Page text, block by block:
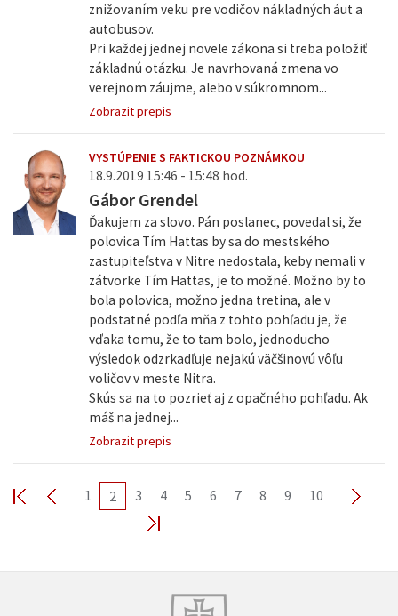
znižovaním veku pre vodičov nákladných áut a
autobusov.
Pri každej jednej novele zákona si treba položiť
základnú otázku. Je navrhovaná zmena vo
verejnom záujme, alebo v súkromnom...
Zobrazit prepis
VYSTÚPENIE S FAKTICKOU POZNÁMKOU
18.9.2019 15:46 - 15:48 hod.
Gábor Grendel
Ďakujem za slovo. Pán poslanec, povedal si, že
polovica Tím Hattas by sa do mestského
zastupiteľstva v Nitre nedostala, keby nemali v
zátvorke Tím Hattas, je to možné. Možno by to
bola polovica, možno jedna tretina, ale v
podstatné podľa mňa z tohto pohľadu je, že
vďaka tomu, že to tam bolo, jednoducho
výsledok odzrkadľuje nejakú väčšinovú vôľu
voličov v meste Nitra.
Skús sa na to pozrieť aj z opačného pohľadu. Ak
máš na jednej...
Zobrazit prepis
1 2 3 4 5 6 7 8 9 10